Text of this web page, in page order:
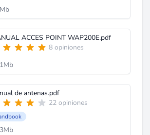
ACCES POINT WAP200E.pdf
8 opiniones
de antenas.pdf
22 opiniones